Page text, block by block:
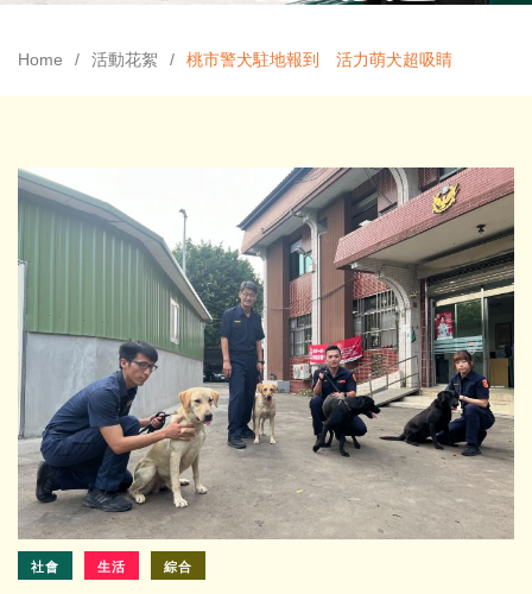
Home 活動花絮 桃市警犬駐地報到 活力萌犬超吸睛
社會 生活 綜合